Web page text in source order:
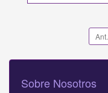
Ant.
Sobre Nosotros